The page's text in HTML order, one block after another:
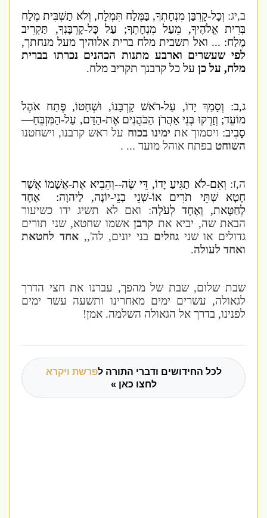
ב,יג:וְכָל-קָרְבַּן מִנְחָתְךָ, בַּמֶּלַח תִּמְלָח, וְלֹא תַשְׁבִּית מֶלַח
בְּרִית אֱלֹהֶיךָ, מֵעַל מִנְחָתֶךָ; עַל כָּל-קָרְבָּנְךָ, תַּקְרִיב
מֶלַח: ... ואל תשבית מלח ברית אלוהיך מעל מנחתך,
לפי שעשרים וארבע מתנות הכהנים נכרתו בברית
מלח, על כןעל כל קרבנך תקריב מלח.
ג,ב: וְסָמַךְ יָדוֹ, עַל-רֹאשׁ קָרְבָּנוֹ, וּשְׁחָטוֹ, פֶּתַח אֹהֶל
מוֹעֵד; וְזָרְקוּ בְּנֵי אַהֲרֹן הַכֹּהֲנִים אֶת-הַדָּם, עַל-הַמִּזְבֵּחַ—
סָבִיב: ויסמוך אתימינו בכוחעל ראש קרבנו, וישחטנו
השוחטבפתח אוהל מועד ... .
ה,ז:וְאִם-לֹא תַגִּיעַ יָדוֹ, דֵּי שֶׂה--וְהֵבִיא אֶת-אֲשָׁמוֹ אֲשֶׁר
חָטָא שְׁתֵּי תֹרִים אוֹ-שְׁנֵי בְנֵי-יוֹנָה, לַיהוָה: אֶחָד
לְחַטָּאת, וְאֶחָד לְעֹלָה: ואם לא תשיג ידו כשיעור
הבאת שה, יביא אתקרבןאשמו שחטא, שני תורים
גדולים או שניגוזליםבני יונים, לה',,אחד לחטאת
ואחד לעולה.
שבת שלום, שבת של מהפך, עברנו את חצי הדרך
לגאולה, עשרים ימים מאחרינו ותשעה עשר ימים
לפנינו, בדרך אל הגאולה השלמה. אמן!
לכל החידושים ודברי התורה לפרשת ויקרא
לחצו כאן »